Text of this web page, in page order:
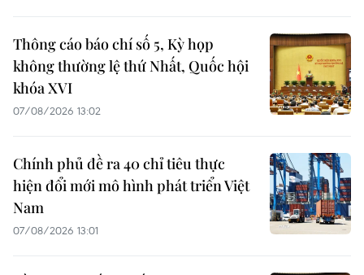
Thông cáo báo chí số 5, Kỳ họp
không thường lệ thứ Nhất, Quốc hội
khóa XVI
07/08/2026 13:02
Chính phủ đề ra 40 chỉ tiêu thực
hiện đổi mới mô hình phát triển Việt
Nam
07/08/2026 13:01